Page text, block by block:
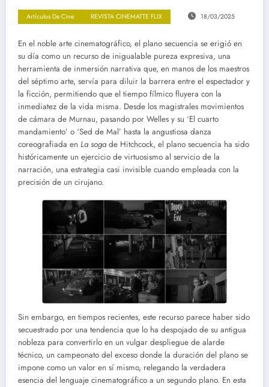
Artículos De Cine REVISTA CINEMATTE FLIX 18/03/2025
En el noble arte cinematográfico, el plano secuencia se erigió en
su día como un recurso de inigualable pureza expresiva, una
herramienta de inmersión narrativa que, en manos de los maestros
del séptimo arte, servía para diluir la barrera entre el espectador y
la ficción, permitiendo que el tiempo fílmico fluyera con la
inmediatez de la vida misma. Desde los magistrales movimientos
de cámara de Murnau, pasando por Welles y su ‘El cuarto
mandamiento’ o ‘Sed de Mal’ hasta la angustiosa danza
coreografiada en La sogade Hitchcock, el plano secuencia ha sido
históricamente un ejercicio de virtuosismo al servicio de la
narración, una estrategia casi invisible cuando empleada con la
precisión de un cirujano.
Sin embargo, en tiempos recientes, este recurso parece haber sido
secuestrado por una tendencia que lo ha despojado de su antigua
nobleza para convertirlo en un vulgar despliegue de alarde
técnico, un campeonato del exceso donde la duración del plano se
impone como un valor en sí mismo, relegando la verdadera
esencia del lenguaje cinematográfico a un segundo plano. En esta